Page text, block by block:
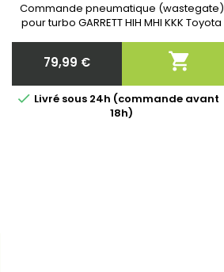
Commande pneumatique (wastegate)
pour turbo GARRETT HIH MHI KKK Toyota
communiquer nous la référence exacte
de votre turbo!
Prix
79,99 € 
 Livré sous 24h (commande avant
18h)